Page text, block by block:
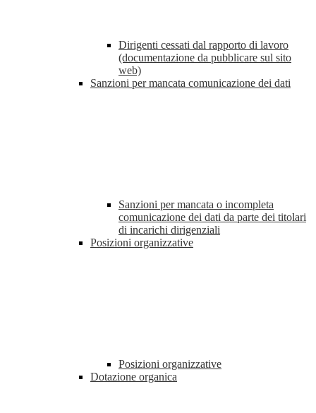
Dirigenti cessati dal rapporto di lavoro
(documentazione da pubblicare sul sito
web)
Sanzioni per mancata comunicazione dei dati
Sanzioni per mancata o incompleta
comunicazione dei dati da parte dei titolari
di incarichi dirigenziali
Posizioni organizzative
Posizioni organizzative
Dotazione organica